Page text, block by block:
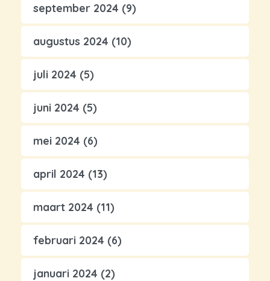
september 2024 (9)
augustus 2024 (10)
juli 2024 (5)
juni 2024 (5)
mei 2024 (6)
april 2024 (13)
maart 2024 (11)
februari 2024 (6)
januari 2024 (2)